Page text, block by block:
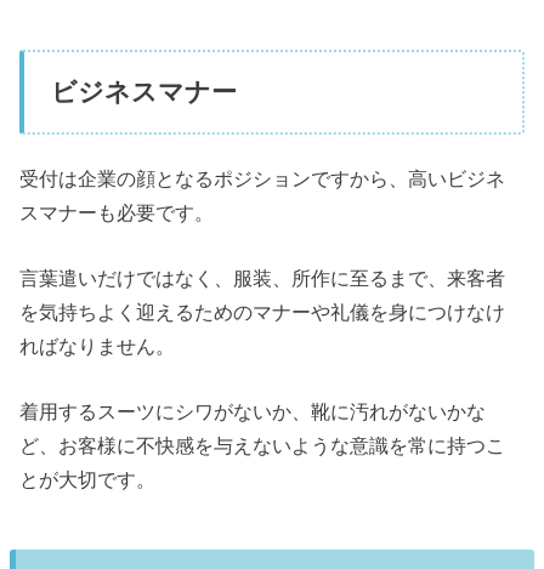
ビジネスマナー
受付は企業の顔となるポジションですから、高いビジネ
スマナーも必要です。
言葉遣いだけではなく、服装、所作に至るまで、来客者
を気持ちよく迎えるためのマナーや礼儀を身につけなけ
ればなりません。
着用するスーツにシワがないか、靴に汚れがないかな
ど、お客様に不快感を与えないような意識を常に持つこ
とが大切です。